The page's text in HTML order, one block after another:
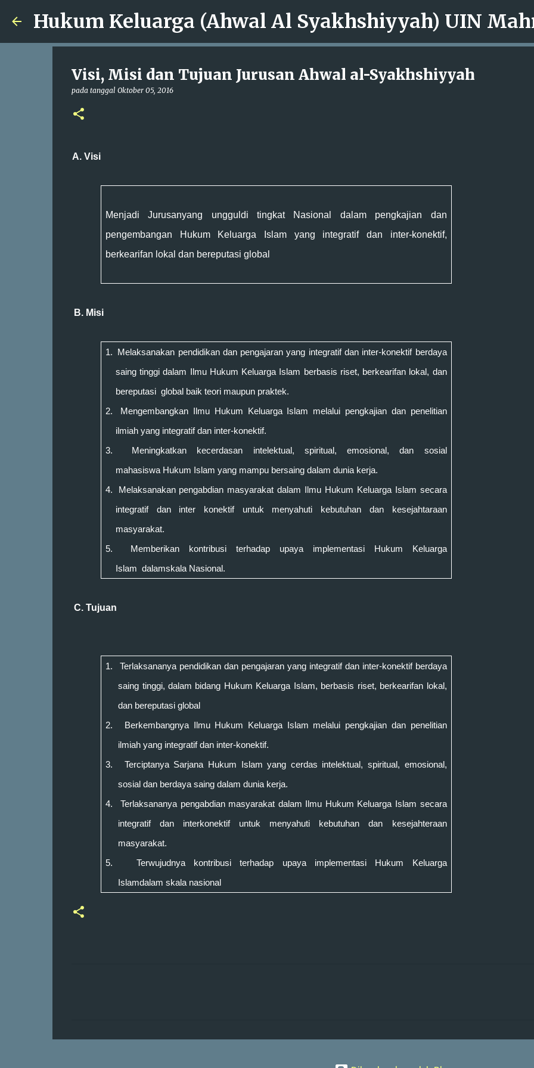
Langsung ke konten utama
Visi, Misi dan Tujuan Jurusan Ahwal al-Syakhshiyyah
pada tanggal Oktober 05, 2016
A. Visi
Menjadi Jurusanyang unggul di tingkat Nasional dalam pengkajian dan
pengembangan Hukum Keluarga Islam yang integratif dan inter-konektif,
berkearifan lokal dan bereputasi global
B. Misi
1. Melaksanakan pendidikandan pengajaran yang integratifdan inter-konektifberdaya
saing tinggidalam Ilmu Hukum Keluarga Islam berbasis riset, berkearifan lokal, dan
bereputasi global baik teori maupun praktek.
2. Mengembangkan Ilmu Hukum Keluarga Islam melalui pengkajian dan penelitian
ilmiah yang integratif dan inter-konektif.
3. Meningkatkan kecerdasan intelektual, spiritual, emosional, dan sosial
mahasiswa Hukum Islam yang mampu bersaing dalam dunia kerja.
4. Melaksanakanpengabdian masyarakat dalam Ilmu Hukum Keluarga Islam secara
integratif dan inter konektif untuk menyahuti kebutuhan dan kesejahtaraan
masyarakat.
5. Memberikan kontribusi terhadap upaya implementasi Hukum Keluarga
Islam dalamskalaNasional.
C. Tujuan
1. Terlaksananya pendidikan dan pengajaran yang integratif dan inter-konektif berdaya
saing tinggi, dalam bidang Hukum Keluarga Islam, berbasis riset, berkearifan lokal ,
dan bereputasi global
2. Berkembangnya Ilmu Hukum Keluarga Islam melalui pengkajian dan penelitian
ilmiah yang integratif dan inter-konektif.
3. Terciptanya Sarjana Hukum Islamyang cerdas intelektual, spiritual, emosional,
sosial dan berdaya saing dalam dunia kerja.
4. Terlaksananya pengabdian masyarakat dalam Ilmu Hukum Keluarga Islam secara
integratif dan interkonektif untuk menyahuti kebutuhan dan kesejahteraan
masyarakat.
5. Terwujudnya kontribusi terhadap upaya implementasi Hukum Keluarga
Islamdalamskala nasional